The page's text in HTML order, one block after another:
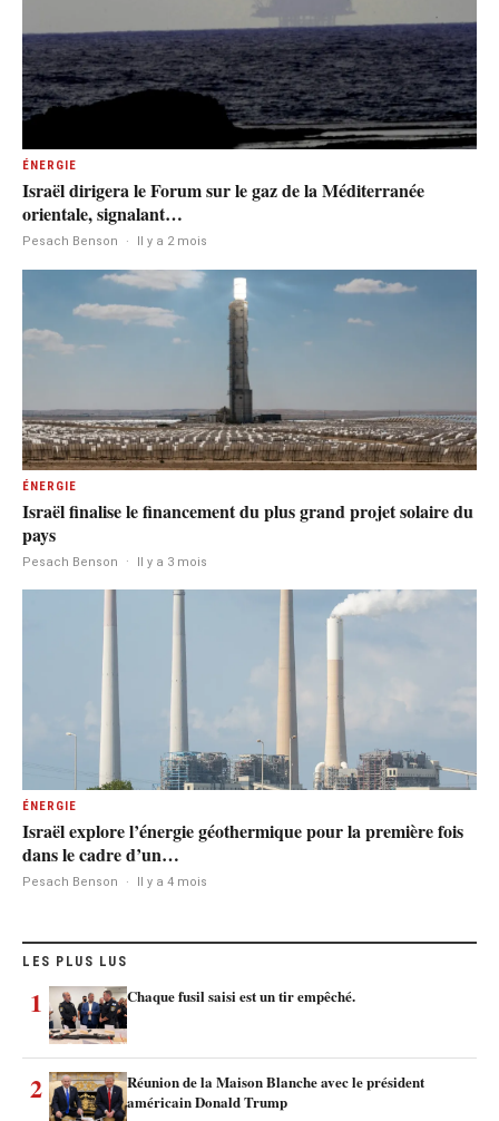
ÉNERGIE
Israël dirigera le Forum sur le gaz de la Méditerranée
orientale, signalant…
Pesach Benson · Il y a 2 mois
ÉNERGIE
Israël finalise le financement du plus grand projet solaire du
pays
Pesach Benson · Il y a 3 mois
ÉNERGIE
Israël explore l’énergie géothermique pour la première fois
dans le cadre d’un…
Pesach Benson · Il y a 4 mois
LES PLUS LUS
1 Chaque fusil saisi est un tir empêché.
2
Réunion de la Maison Blanche avec le président
américain Donald Trump